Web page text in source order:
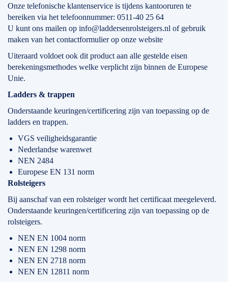
Onze telefonische klantenservice is tijdens kantooruren te
bereiken via het telefoonnummer: 0511-40 25 64
U kunt ons mailen op info@laddersenrolsteigers.nl of gebruik
maken van het contactformulier op onze website
Uiteraard voldoet ook dit product aan alle gestelde eisen
berekeningsmethodes welke verplicht zijn binnen de Europese
Unie.
Ladders & trappen
Onderstaande keuringen/certificering zijn van toepassing op de
ladders en trappen.
VGS veiligheidsgarantie
Nederlandse warenwet
NEN 2484
Europese EN 131 norm
Rolsteigers
Bij aanschaf van een rolsteiger wordt het certificaat meegeleverd.
Onderstaande keuringen/certificering zijn van toepassing op de
rolsteigers.
NEN EN 1004 norm
NEN EN 1298 norm
NEN EN 2718 norm
NEN EN 12811 norm